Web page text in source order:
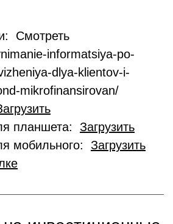
Смотреть
informatsiya-po-
dlya-klientov-i-
mikrofinansirovan/
планшета: Загрузить
мобильного: Загрузить